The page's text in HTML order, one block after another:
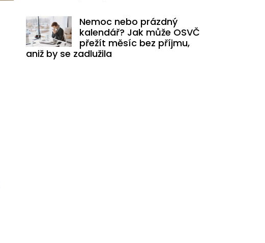
Nemoc nebo prázdný
kalendář? Jak může OSVČ
přežít měsíc bez příjmu,
aniž by se zadlužila